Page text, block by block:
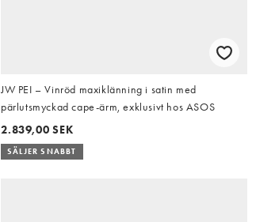
JW PEI – Vinröd maxiklänning i satin med
pärlutsmyckad cape-ärm, exklusivt hos ASOS
2.839,00 SEK
SÄLJER SNABBT